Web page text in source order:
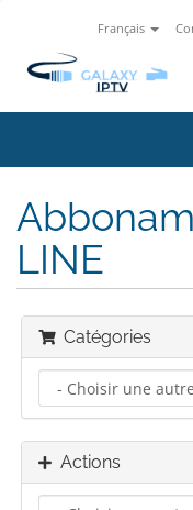
Français
LINE
Catégories
Actions